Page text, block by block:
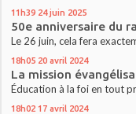
11h39 24 juin 2025
50e anniversaire du
Le 26 juin, cela fera
18h05 20 avril 2024
La mission
Éducation à la foi en tout
18h02 17 avril 2024